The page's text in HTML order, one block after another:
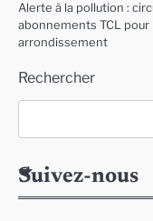
Alerte à la pollution :
abonnements TCL pour
arrondissement
Rechercher
Suivez-nous